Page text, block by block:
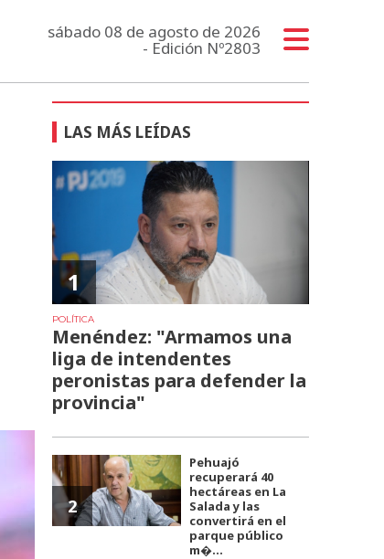
sábado 08 de agosto de 2026
- Edición Nº2803
LAS MÁS LEÍDAS
1
POLÍTICA
Menéndez: "Armamos una
liga de intendentes
peronistas para defender la
provincia"
2
Pehuajó
recuperará 40
hectáreas en La
Salada y las
convertirá en el
parque público
m�...